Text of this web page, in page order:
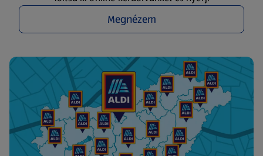
Megnézem